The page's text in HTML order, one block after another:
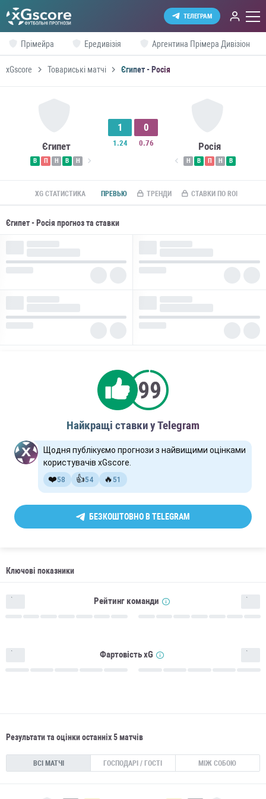
ТЕЛЕГРАМ
Прімейра Ередивізія Аргентина Прімера Дивізіон
xGscore Товариські матчі Єгипет - Росія
Єгипет
В П Н В Н
1
1.24
0
0.76 Росія
Н В П Н В
XG СТАТИСТИКА ПРЕВЬЮ ТРЕНДИ СТАВКИ ПО ROI
Єгипет - Росія прогноз та ставки
Найкращі ставки у Telegram
Щодня публікуємо прогнози з найвищими оцінками
користувачів xGscore.
❤️58 👍54 🔥 51
БЕЗКОШТОВНО В TELEGRAM
Ключові показники
Рейтинг команди
Фартовість xG
Результати та оцінки останніх 5 матчів
ВСІ МАТЧІ ГОСПОДАРІ / ГОСТІ МІЖ СОБОЮ